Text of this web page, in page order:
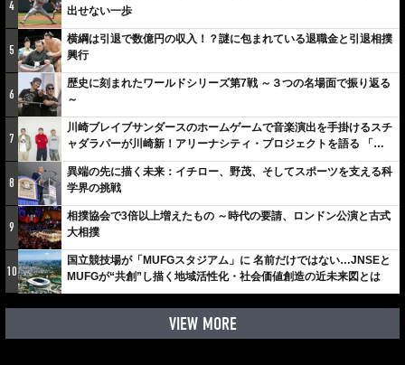
4
出せない一歩
5
横綱は引退で数億円の収入！？謎に包まれている退職金と引退相撲
興行
6
歴史に刻まれたワールドシリーズ第7戦 ～３つの名場面で振り返る
～
7
川崎ブレイブサンダースのホームゲームで音楽演出を手掛けるスチ
ャダラパーが川崎新！アリーナシティ・プロジェクトを語る 「楽
しみでしかないでしょ。川崎は、ずっと成長曲線だから」
8
異端の先に描く未来：イチロー、野茂、そしてスポーツを支える科
学界の挑戦
9
相撲協会で3倍以上増えたもの ～時代の要請、ロンドン公演と古式
大相撲
10
国立競技場が「MUFGスタジアム」に 名前だけではない…JNSEと
MUFGが“共創”し描く地域活性化・社会価値創造の近未来図とは
VIEW MORE